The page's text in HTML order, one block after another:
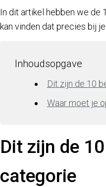
In dit artikel hebben we de
kan vinden dat precies bij je
Inhoudsopgave
Dit zijn de 10
Waar moet je
Dit zijn de
categorie